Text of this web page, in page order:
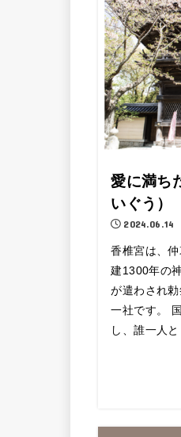
愛に満ち
いぐう
2024.06.14
香椎宮は、
建1300年の
が遣わされ
一社です。
し、誰一人